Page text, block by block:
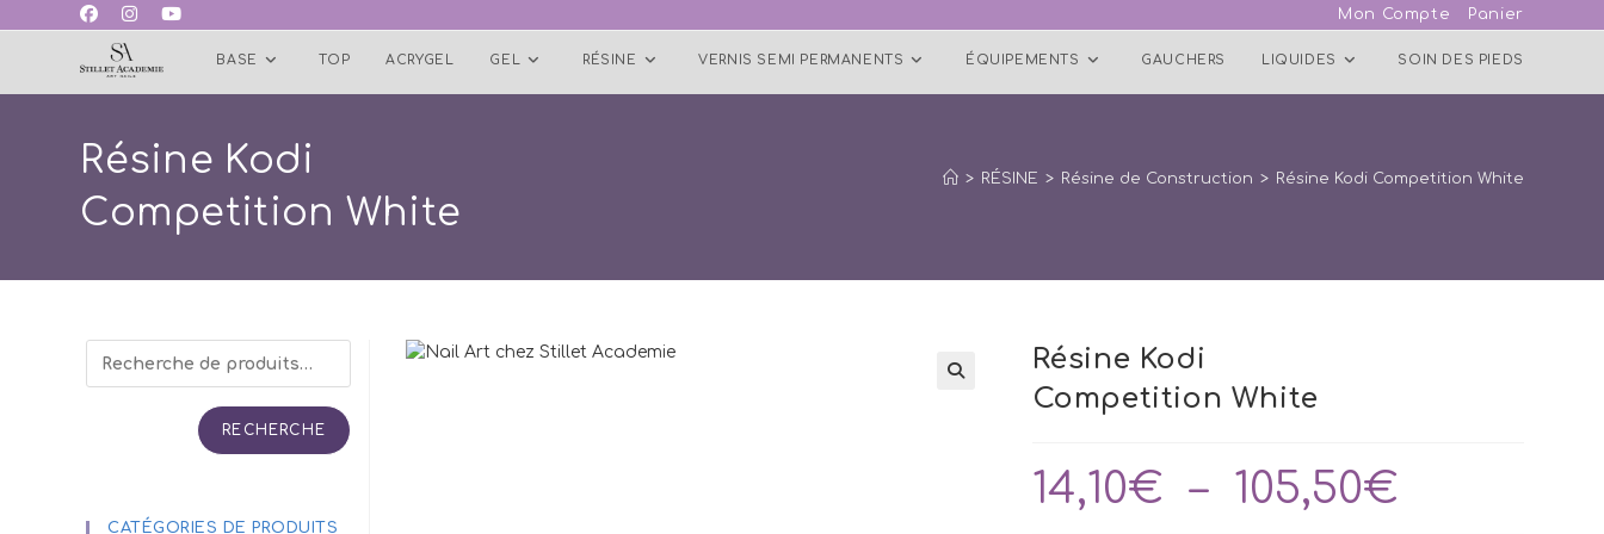
Mon Compte Panier
BASE TOP ACRYGEL GEL RÉSINE VERNIS SEMI PERMANENTS ÉQUIPEMENTS GAUCHERS LIQUIDES SOIN DES PIEDS
Résine Kodi
Competition White
> RÉSINE > Résine de Construction > Résine Kodi Competition White
Résine Kodi
Competition White
14,10€ – 105,50€
RECHERCHE
CATÉGORIES DE PRODUITS